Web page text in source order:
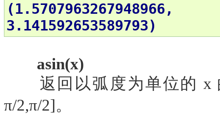
3.141592653589793)
asin(x)
返回以弧度为单位的 x
π/2,π/2]。